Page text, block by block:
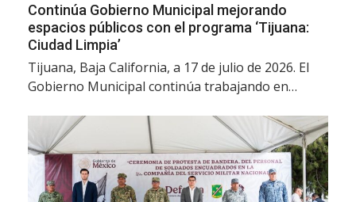
Continúa Gobierno Municipal mejorando
espacios públicos con el programa ‘Tijuana:
Ciudad Limpia’
Tijuana, Baja California, a 17 de julio de 2026. El
Gobierno Municipal continúa trabajando en…